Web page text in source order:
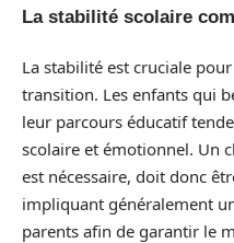
La stabilité scolaire
La stabilité est cruciale
transition. Les enfants qui
leur parcours éducatif
scolaire et émotionnel. Un
est nécessaire, doit donc
impliquant généralement
parents afin de garantir le